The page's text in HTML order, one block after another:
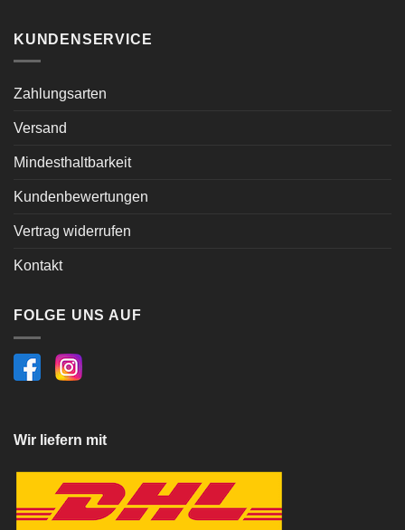
KUNDENSERVICE
Zahlungsarten
Versand
Mindesthaltbarkeit
Kundenbewertungen
Vertrag widerrufen
Kontakt
FOLGE UNS AUF
Wir liefern mit